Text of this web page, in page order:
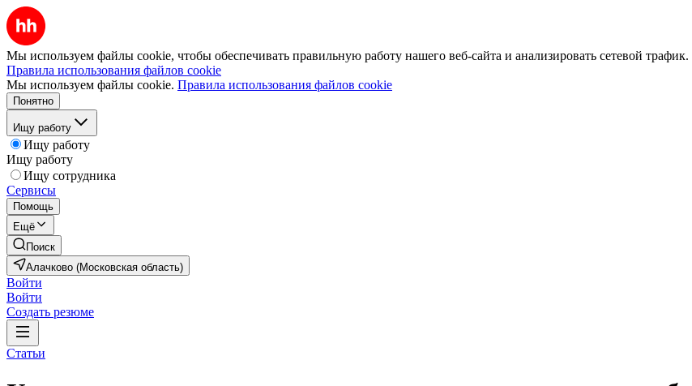
Мы используем файлы cookie, чтобы обеспечивать правильную работу нашего веб-сайта и анализировать сетевой трафик.
Правила использования файлов cookie
Мы используем файлы cookie. Правила использования файлов cookie
Понятно
Ищу работу
Ищу работу
Ищу работу
Ищу сотрудника
Сервисы
Помощь
Ещё
Поиск
Алачково (Московская область)
Войти
Войти
Создать резюме
Статьи